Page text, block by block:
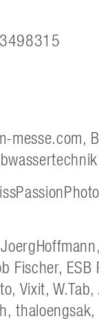
messe.com,
Fischer, ESB
Vixit,